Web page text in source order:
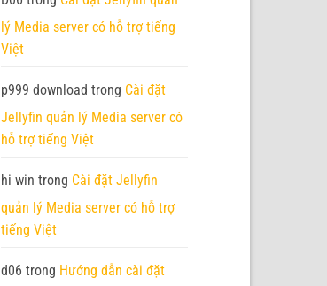
lý Media server có hỗ trợ tiếng
Việt
p999 download trong Cài đặt
Jellyfin quản lý Media server có
hỗ trợ tiếng Việt
hi win trong Cài đặt Jellyfin
quản lý Media server có hỗ trợ
tiếng Việt
d06 trong Hướng dẫn cài đặt